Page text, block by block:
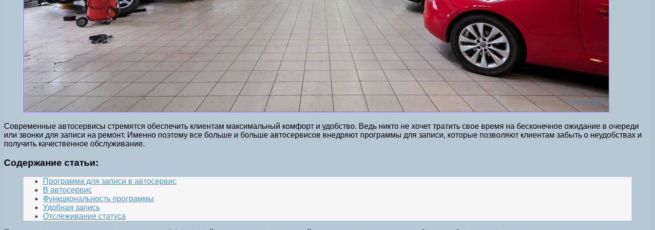
Современные автосервисы стремятся обеспечить клиентам максимальный комфорт и удобство. Ведь никто не хочет тратить свое время на бесконечное ожидание в очереди
или звонки для записи на ремонт. Именно поэтому все больше и больше автосервисов внедряют программы для записи, которые позволяют клиентам забыть о неудобствах и
получить качественное обслуживание.
Содержание статьи:
Программа для записи в автосервис
В автосервис
Функциональность программы
Удобная запись
Отслеживание статуса